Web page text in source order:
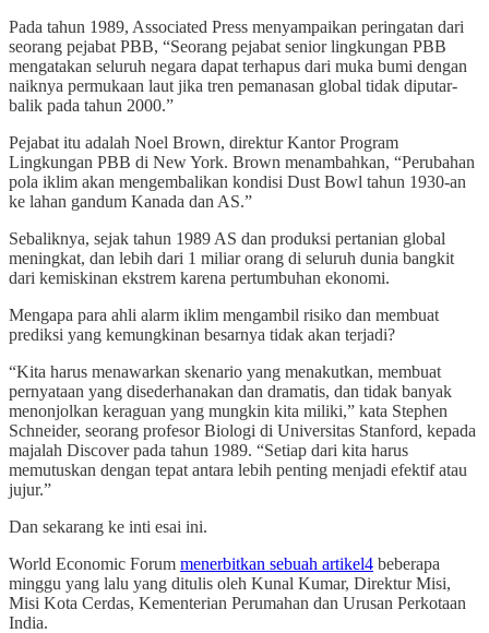
Pada tahun 1989, Associated Press menyampaikan peringatan dari
seorang pejabat PBB, “Seorang pejabat senior lingkungan PBB
mengatakan seluruh negara dapat terhapus dari muka bumi dengan
naiknya permukaan laut jika tren pemanasan global tidak diputar-
balik pada tahun 2000.”
Pejabat itu adalah Noel Brown, direktur Kantor Program
Lingkungan PBB di New York. Brown menambahkan, “Perubahan
pola iklim akan mengembalikan kondisi Dust Bowl tahun 1930-an
ke lahan gandum Kanada dan AS.”
Sebaliknya, sejak tahun 1989 AS dan produksi pertanian global
meningkat, dan lebih dari 1 miliar orang di seluruh dunia bangkit
dari kemiskinan ekstrem karena pertumbuhan ekonomi.
Mengapa para ahli alarm iklim mengambil risiko dan membuat
prediksi yang kemungkinan besarnya tidak akan terjadi?
“Kita harus menawarkan skenario yang menakutkan, membuat
pernyataan yang disederhanakan dan dramatis, dan tidak banyak
menonjolkan keraguan yang mungkin kita miliki,” kata Stephen
Schneider, seorang profesor Biologi di Universitas Stanford, kepada
majalah Discover pada tahun 1989. “Setiap dari kita harus
memutuskan dengan tepat antara lebih penting menjadi efektif atau
jujur.”
Dan sekarang ke inti esai ini.
World Economic Forum menerbitkan sebuah artikel4 beberapa
minggu yang lalu yang ditulis oleh Kunal Kumar, Direktur Misi,
Misi Kota Cerdas, Kementerian Perumahan dan Urusan Perkotaan
India.